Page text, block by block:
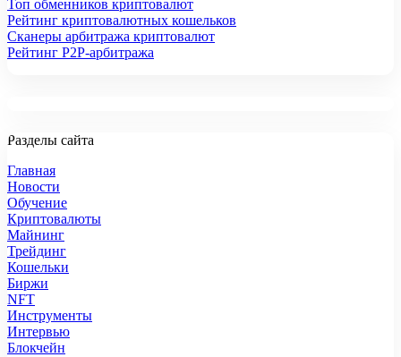
Топ обменников криптовалют
Рейтинг криптовалютных кошельков
Сканеры арбитража криптовалют
Рейтинг P2P-арбитража
Разделы сайта
Главная
Новости
Обучение
Криптовалюты
Майнинг
Трейдинг
Кошельки
Биржи
NFT
Инструменты
Интервью
Блокчейн